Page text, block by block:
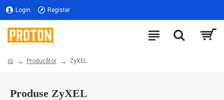
Login Register
Producător ZyXEL
Produse ZyXEL